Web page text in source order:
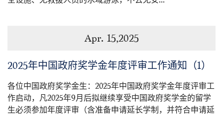
Apr. 15,2025
2025年中国政府奖学金年度评审工作通知（1）
各位中国政府奖学金生：2025年中国政府奖学金年度评审工
作启动，凡2025年9月后拟继续享受中国政府奖学金的留学
生必须参加年度评审（含准备申请延长学制，并符合申请延